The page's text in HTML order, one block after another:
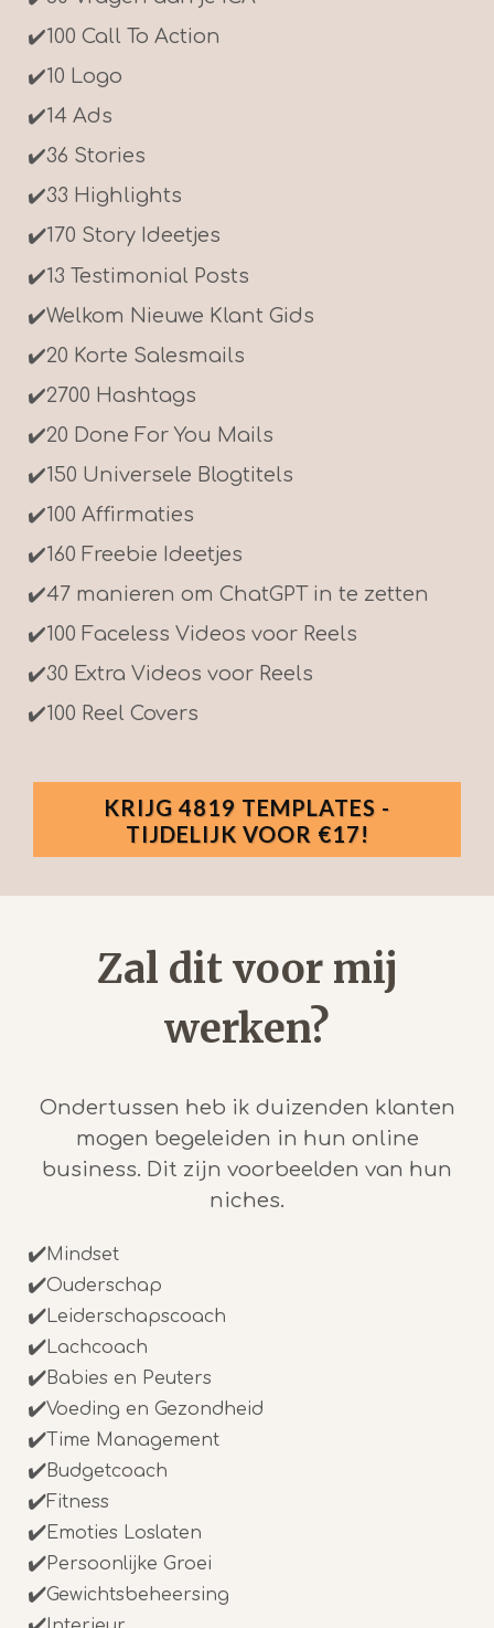
✔️100 Call To Action
✔️10 Logo
✔️14 Ads
✔️36 Stories
✔️33 Highlights
✔️170 Story Ideetjes
✔️13 Testimonial Posts
✔️Welkom Nieuwe Klant Gids
✔️20 Korte Salesmails
✔️2700 Hashtags
✔️20 Done For You Mails
✔️150 Universele Blogtitels
✔️100 Affirmaties
✔️160 Freebie Ideetjes
✔️47 manieren om ChatGPT in te zetten
✔️100 Faceless Videos voor Reels
✔️30 Extra Videos voor Reels
✔️100 Reel Covers
KRIJG 4819 TEMPLATES -
TIJDELIJK VOOR €17!
Zal dit voor mij
werken?
Ondertussen heb ik duizenden klanten
mogen begeleiden in hun online
business. Dit zijn voorbeelden van hun
niches.
✔️Mindset
✔️Ouderschap
✔️Leiderschapscoach
✔️Lachcoach
✔️Babies en Peuters
✔️Voeding en Gezondheid
✔️ Time Management
✔️Budgetcoach
✔️Fitness
✔️Emoties Loslaten
✔️Persoonlijke Groei
✔️Gewichtsbeheersing